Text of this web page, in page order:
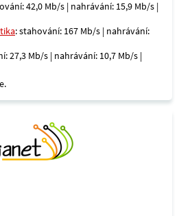
42,0 Mb/s | nahrávání: 15,9 Mb/s |
: stahování: 167 Mb/s | nahrávání:
27,3 Mb/s | nahrávání: 10,7 Mb/s |